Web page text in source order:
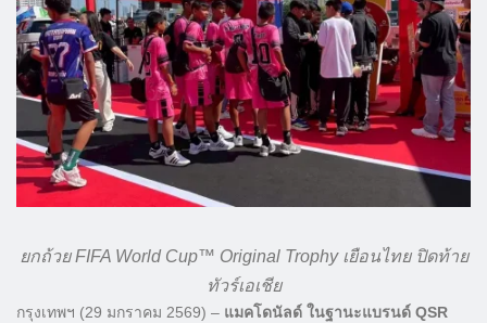
ยกถ้วย FIFA World Cup™ Original Trophy เยือนไทย ปิดท้าย
ทัวร์เอเชีย
กรุงเทพฯ (29 มกราคม 2569) – แมคโดนัลด์ ในฐานะแบรนด์ QSR